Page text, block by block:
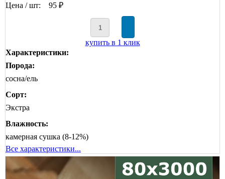
Цена / шт:
95 ₽
купить в 1 клик
Характеристики:
Порода:
сосна/ель
Сорт:
Экстра
Влажность:
камерная сушка (8-12%)
Все характеристики...